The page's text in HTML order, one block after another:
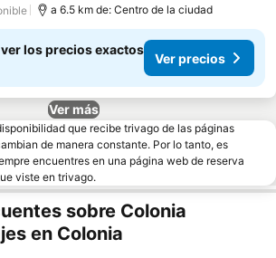
a 6.5 km de: Centro de la ciudad
los precios exactos
Ver precios
Ver más
que recibe trivago de las páginas
de manera constante. Por lo tanto, es
encuentres en una página web de reserva
viste en trivago.
sobre Colonia
en Colonia